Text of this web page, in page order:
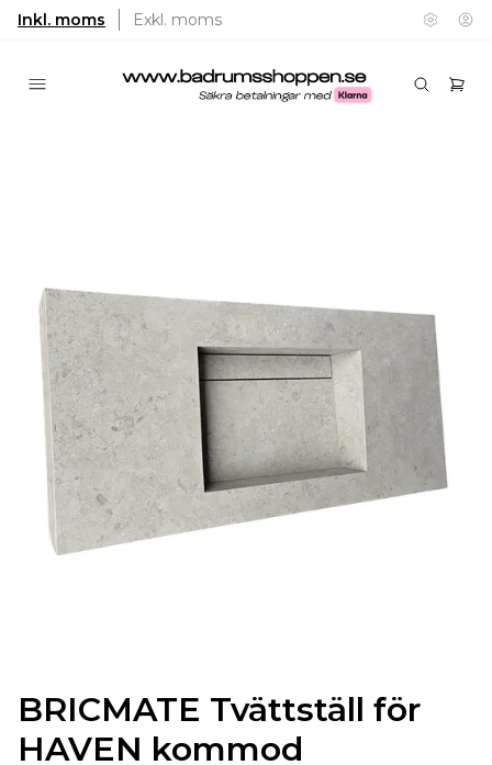
Inkl. moms Exkl. moms
BRICMATE Tvättställ för
HAVEN kommod